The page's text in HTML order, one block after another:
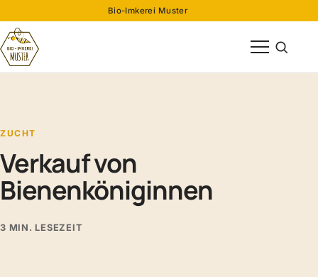
Bio-Imkerei Muster
Menü öffnen
Suche
ZUCHT
Verkauf von
Bienenköniginnen
3 MIN. LESEZEIT